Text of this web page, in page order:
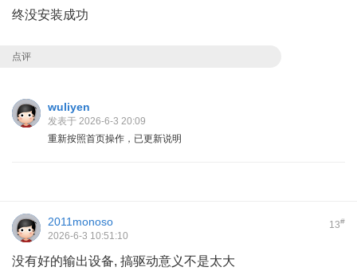
终没安装成功
点评
wuliyen
发表于 2026-6-3 20:09
重新按照首页操作，已更新说明
13#
2011monoso
2026-6-3 10:51:10
没有好的输出设备, 搞驱动意义不是太大